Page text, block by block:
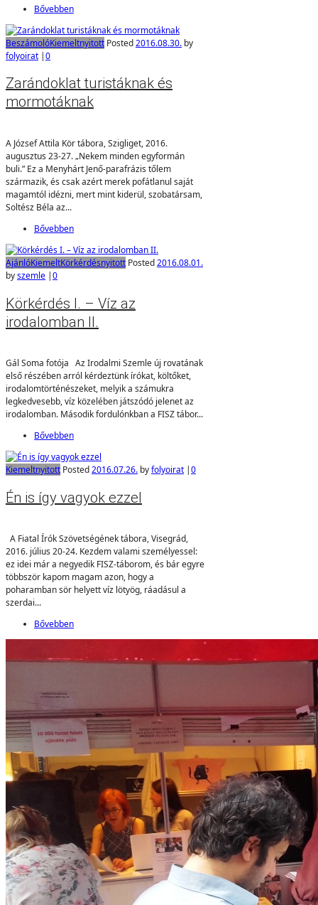
Bővebben
BeszámolóKiemeltnyitott Posted2016.08.30. by
folyoirat |0
Zarándoklat turistáknak és
mormotáknak
A József Attila Kör tábora, Szigliget, 2016.
augusztus 23-27. „Nekem minden egyformán
buli.” Ez a Menyhárt Jenő-parafrázis tőlem
származik, és csak azért merek pofátlanul saját
magamtól idézni, mert mint kiderül, szobatársam,
Soltész Béla az...
Bővebben
AjánlóKiemeltKörkérdésnyitott Posted2016.08.01.
byszemle |0
Körkérdés I. – Víz az
irodalomban II.
Gál Soma fotója Az Irodalmi Szemle új rovatának
első részében arról kérdeztünk írókat, költőket,
irodalomtörténészeket, melyik a számukra
legkedvesebb, víz közelében játszódó jelenet az
irodalomban. Második fordulónkban a FISZ tábor...
Bővebben
Kiemeltnyitott Posted2016.07.26. byfolyoirat |0
Én is így vagyok ezzel
A Fiatal Írók Szövetségének tábora, Visegrád,
2016. július 20-24. Kezdem valami személyessel:
ez idei már a negyedik FISZ-táborom, és bár egyre
többször kapom magam azon, hogy a
poharamban sör helyett víz lötyög, ráadásul a
szerdai...
Bővebben